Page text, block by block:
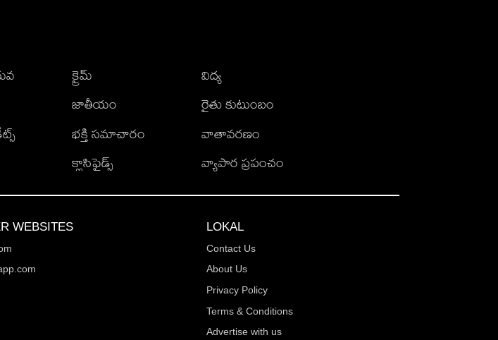
క్రైమ్
జాతీయం
భక్తి సమాచారం
క్లాసిఫైడ్స్
విద్య
రైతు కుటుంబం
వాతావరణం
వ్యాపార ప్రపంచం
WEBSITES LOKAL
Contact Us
About Us
Privacy Policy
Terms & Conditions
Advertise with us